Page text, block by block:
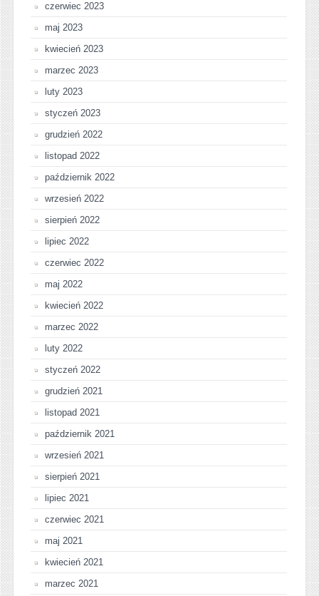
czerwiec 2023
maj 2023
kwiecień 2023
marzec 2023
luty 2023
styczeń 2023
grudzień 2022
listopad 2022
październik 2022
wrzesień 2022
sierpień 2022
lipiec 2022
czerwiec 2022
maj 2022
kwiecień 2022
marzec 2022
luty 2022
styczeń 2022
grudzień 2021
listopad 2021
październik 2021
wrzesień 2021
sierpień 2021
lipiec 2021
czerwiec 2021
maj 2021
kwiecień 2021
marzec 2021